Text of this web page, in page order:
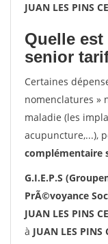
JUAN LES PINS
Quelle
senior
Certaines
nomenclatures »
maladie (les
acupuncture,...),
complémentaire
G.I.E.P.S
PrÃ©voyance
JUAN LES PINS
à JUAN LES PINS